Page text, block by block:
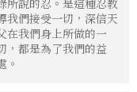
我們接受一切，深信天
在我們身上所做的一
，都是為了我們的益
。